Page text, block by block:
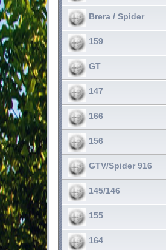
Brera / Spider
159
GT
147
166
156
GTV/Spider 916
145/146
155
164